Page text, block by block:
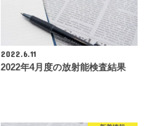
2022.6.11
2022年4月度の放射能検査結果